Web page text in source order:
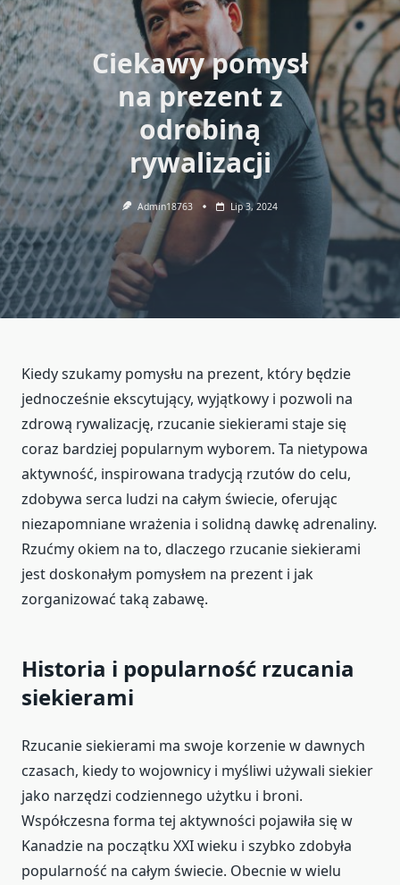
Ciekawy pomysł
na prezent z
odrobiną
rywalizacji
Admin18763 Lip 3, 2024
Kiedy szukamy pomysłu na prezent, który będzie
jednocześnie ekscytujący, wyjątkowy i pozwoli na
zdrową rywalizację, rzucanie siekierami staje się
coraz bardziej popularnym wyborem. Ta nietypowa
aktywność, inspirowana tradycją rzutów do celu,
zdobywa serca ludzi na całym świecie, oferując
niezapomniane wrażenia i solidną dawkę adrenaliny.
Rzućmy okiem na to, dlaczego rzucanie siekierami
jest doskonałym pomysłem na prezent i jak
zorganizować taką zabawę.
Historia i popularność rzucania
siekierami
Rzucanie siekierami ma swoje korzenie w dawnych
czasach, kiedy to wojownicy i myśliwi używali siekier
jako narzędzi codziennego użytku i broni.
Współczesna forma tej aktywności pojawiła się w
Kanadzie na początku XXI wieku i szybko zdobyła
popularność na całym świecie. Obecnie w wielu